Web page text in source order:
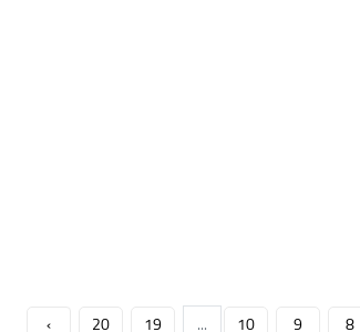
8
9
10
...
19
20
›